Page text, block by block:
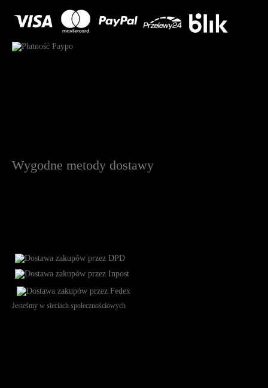
Wygodne metody dostawy
Jesteśmy w sieciach społecznościowych